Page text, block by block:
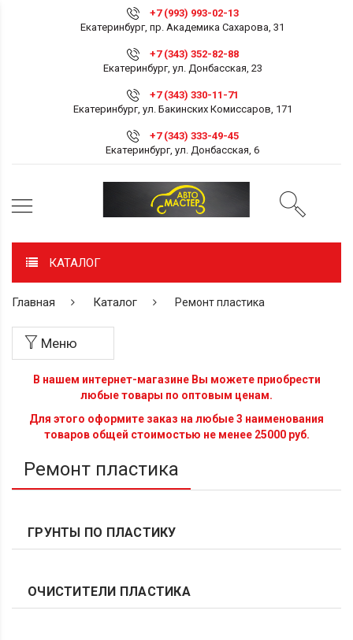
+7 (993) 993-02-13
Екатеринбург, пр. Академика Сахарова, 31
+7 (343) 352-82-88
Екатеринбург, ул. Донбасская, 23
+7 (343) 330-11-71
Екатеринбург, ул. Бакинских Комиссаров, 171
+7 (343) 333-49-45
Екатеринбург, ул. Донбасская, 6
КАТАЛОГ
Главная Каталог Ремонт пластика
Меню
В нашем интернет-магазине Вы можете приобрести
любые товары по оптовым ценам.
Для этого оформите заказ на любые 3 наименования
товаров общей стоимостью не менее 25000 руб.
Ремонт пластика
ГРУНТЫ ПО ПЛАСТИКУ
ОЧИСТИТЕЛИ ПЛАСТИКА